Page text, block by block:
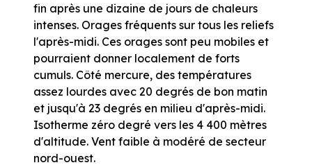
fin après une dizaine de jours de chaleurs
intenses. Orages fréquents sur tous les reliefs
l'après-midi. Ces orages sont peu mobiles et
pourraient donner localement de forts
cumuls. Côté mercure, des températures
assez lourdes avec 20 degrés de bon matin
et jusqu'à 23 degrés en milieu d'après-midi.
Isotherme zéro degré vers les 4 400 mètres
d'altitude. Vent faible à modéré de secteur
nord-ouest.